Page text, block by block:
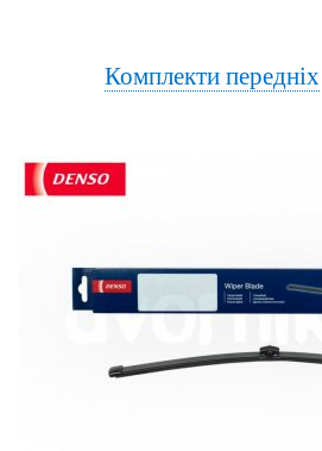
Комплекти передніх